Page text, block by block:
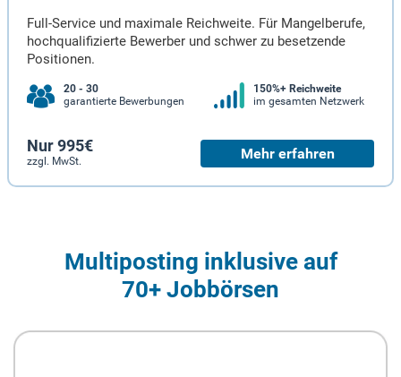
Full-Service und maximale Reichweite. Für Mangelberufe,
hochqualifizierte Bewerber und schwer zu besetzende
Positionen.
20 - 30
garantierte Bewerbungen
150%+ Reichweite
im gesamten Netzwerk
Nur 995€
zzgl. MwSt. Mehr erfahren
Multiposting inklusive auf
70+ Jobbörsen